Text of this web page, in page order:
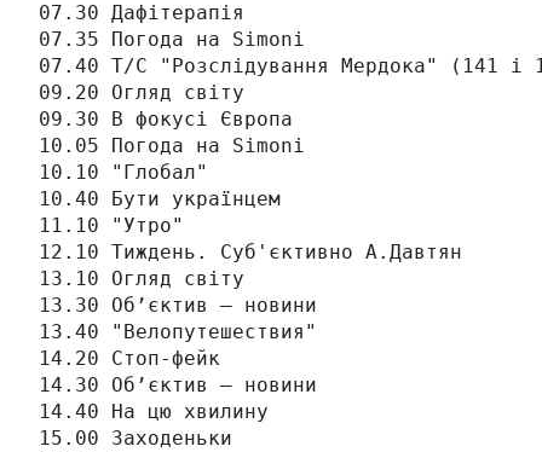
07.30 Дафітерапія
07.35 Погода на Simonі
07.40 Т/С "Розслідування Мердока" (141 і
09.20 Огляд світу
09.30 В фокусі Європа
10.05 Погода на Simonі
10.10 "Глобал"
10.40 Бути українцем
11.10 "Утро"
12.10 Тиждень. Суб'єктивно А.Давтян
13.10 Огляд світу
13.30 Об’єктив – новини
13.40 "Велопутешествия"
14.20 Стоп-фейк
14.30 Об’єктив – новини
14.40 На цю хвилину
15.00 Заходеньки